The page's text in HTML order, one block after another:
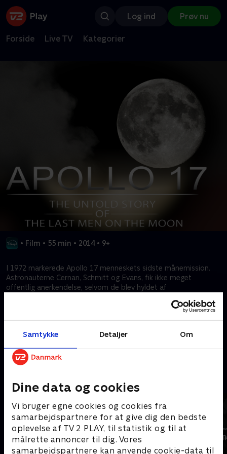
Samtykke Detaljer Om
Dine data og cookies
Vi bruger egne cookies og cookies fra
samarbejdspartnere for at give dig den bedste
oplevelse af TV 2 PLAY, til statistik og til at
målrette annoncer til dig. Vores
samarbejdspartnere kan anvende cookie-data til
Log ind Prøv nu
Forside Live TV Kategorier
• Film • 55 min • 2014 • 9+
I 1972 markerede Apollo 17 menneskets sidste månemission.
Astronauterne Cernan, Schmitt og Evans, fik ikke meget
offentlig anerkendelse, selvom de blev hyldet af
gennem NASA-optagelser og interviews og hylder deres mod
Kræver tilkøb
Mere indhold fra Disney+